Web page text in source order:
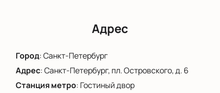
Адрес
Город:Санкт-Петербург
Адрес:Санкт-Петербург, пл. Островского, д. 6
Станция метро: Гостиный двор